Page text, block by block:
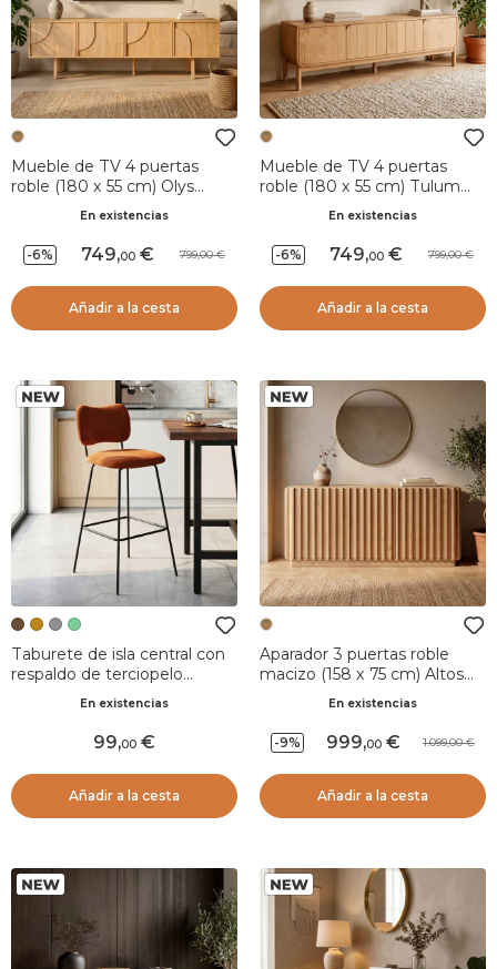
Mueble de TV 4 puertas
roble (180 x 55 cm) Olys
En existencias
-6% 749,00 799,00
Añadir a la cesta
Mueble de TV 4 puertas
roble (180 x 55 cm) Tulum
En existencias
-6% 749,00 799,00
Añadir a la cesta
Taburete de isla central con
respaldo de terciopelo
Orion Marrón oscuro
En existencias
99,00
Añadir a la cesta
Aparador 3 puertas roble
macizo (158 x 75 cm) Altos
En existencias
-9% 999,00 1.099,00
Añadir a la cesta